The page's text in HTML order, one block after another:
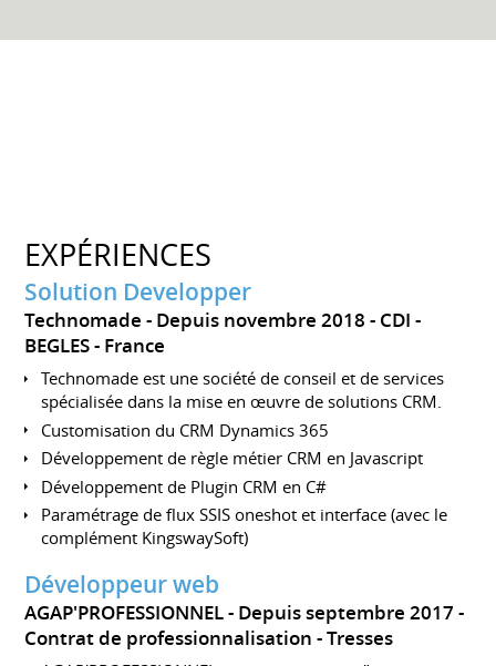
EXPÉRIENCES
Solution Developper
Technomade Depuis novembre 2018 CDI
BEGLES
France
Technomade est une société de conseil et de services
spécialisée dans la mise en œuvre de solutions CRM.
Customisation du CRM Dynamics 365
Développement de règle métier CRM en Javascript
Développement de Plugin CRM en C#
Paramétrage de flux SSIS oneshot et interface (avec le
complément KingswaySoft)
Développeur web
AGAP'PROFESSIONNEL
Depuis septembre 2017
Contrat de professionnalisation
Tresses